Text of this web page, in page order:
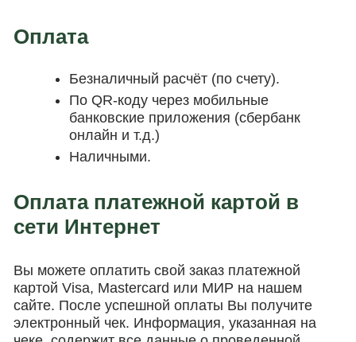
Оплата
Безналичный расчёт (по счету).
По QR-коду через мобильные
банковские приложения (сбербанк
онлайн и т.д.)
Наличными.
Оплата платежной картой в
сети Интернет
Вы можете оплатить свой заказ платежной
картой Visa, Mastercard или МИР на нашем
сайте. После успешной оплаты Вы получите
электронный чек. Информация, указанная на